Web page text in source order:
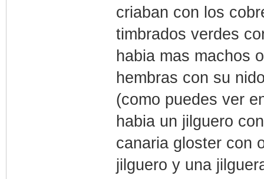
criaban con los
timbrados verdes
habia mas machos
hembras con su
(como puedes ver
habia un jilguero
canaria gloster con
jilguero y una